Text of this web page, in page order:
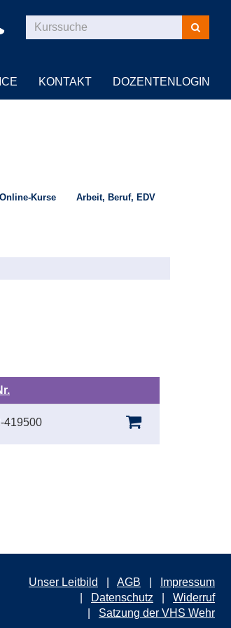
Kurse
suchen
KONTAKT DOZENTENLOGIN
Online-Kurse Arbeit, Beruf, EDV
Kursstatus
419500
Unser Leitbild AGB
Impressum
Datenschutz
Widerruf
Satzung der VHS Wehr